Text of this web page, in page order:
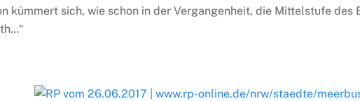
kümmert sich, wie schon in der Vergangenheit, die Mittelstufe